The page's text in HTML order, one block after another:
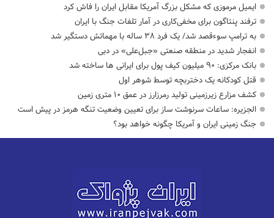
ایمیل مرموزی که مشکل بزرگ آمریکا مقابل ایران را فاش کرد
ترفند پنتاگون برای مخفی‌کاری در آمار تلفات جنگ با ایران
به ترامپ سوءقصد شد/ یک فرد ۳۸ ساله با مهماتش دستگیر شد
انفجار شدید در منطقه صنعتی «جبل‌علی» در دبی
بانک مرکزی: ۹۰ میلیون کیف پول برای ایرانی ها ساخته شد
قتل کودکانه یک دختربچه توسط شوهر اول
کشف مزارع زیرزمینی تولید رمرزارز در عمق ۱۰ متری زمین
الجزیره: ساعات سرنوشت ساز برای تعیین وضعیت تنگه هرمز در پیش است
جنگ زمینی ایران و آمریکا چگونه خواهد بود؟